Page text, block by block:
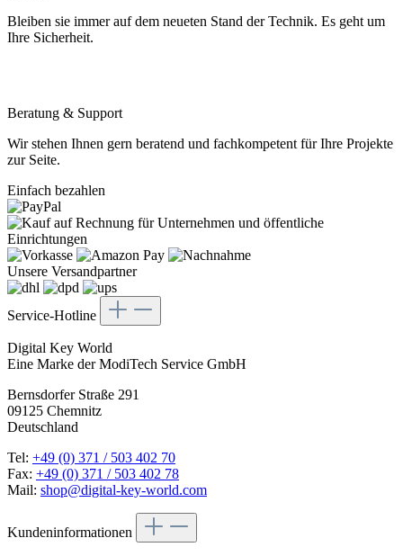
Bleiben sie immer auf dem neueten Stand der Technik. Es geht um
Ihre Sicherheit.
Beratung & Support
Wir stehen Ihnen gern beratend und fachkompetent für Ihre Projekte
zur Seite.
Einfach bezahlen
Unsere Versandpartner
Service-Hotline
Digital Key World
Eine Marke der ModiTech Service GmbH
Bernsdorfer Straße 291
09125 Chemnitz
Deutschland
Tel: +49 (0) 371 / 503 402 70
Fax: +49 (0) 371 / 503 402 78
Mail: shop@digital-key-world.com
Kundeninformationen